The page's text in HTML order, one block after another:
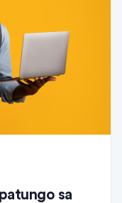
sa